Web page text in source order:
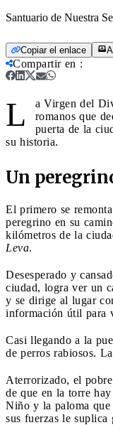
Santuario de Nuestra
Copiar el enlace
Compartir en :
L
a Virgen del
romanos que
puerta de la
su historia.
Un
El primero se
peregrino en su
kilómetros de la
Leva.
Desesperado y
ciudad, logra ver un
y se dirige al lugar
información útil para
Casi llegando a la
de perros rabiosos.
Aterrorizado, el
de que en la torre
Niño y la paloma que
sus fuerzas le